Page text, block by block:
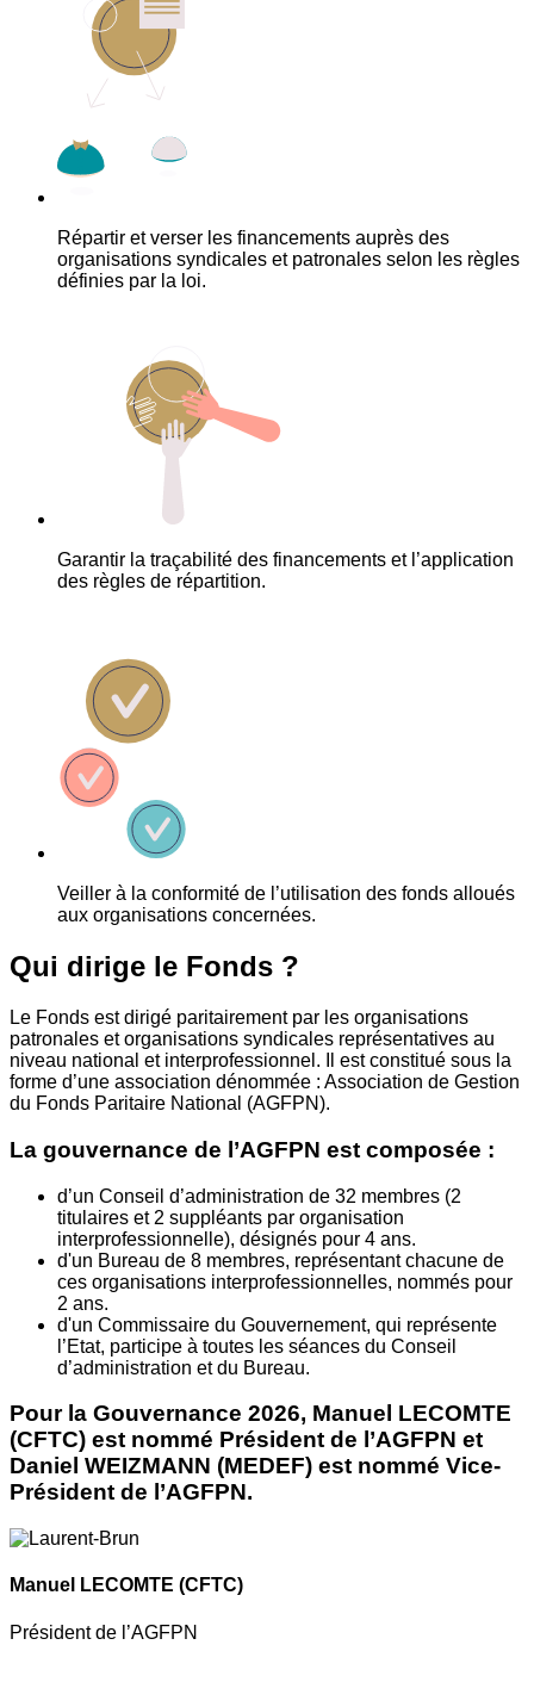
Répartir et verser les financements auprès des
organisations syndicales et patronales selon les règles
définies par la loi.
Garantir la traçabilité des financements et l’application
des règles de répartition.
Veiller à la conformité de l’utilisation des fonds alloués
aux organisations concernées.
Qui dirige le Fonds ?
Le Fonds est dirigé paritairement par les organisations
patronales et organisations syndicales représentatives au
niveau national et interprofessionnel. Il est constitué sous la
forme d’une association dénommée : Association de Gestion
du Fonds Paritaire National (AGFPN).
La gouvernance de l’AGFPN est composée :
d’un Conseil d’administration de 32 membres (2
titulaires et 2 suppléants par organisation
interprofessionnelle), désignés pour 4 ans.
d'un Bureau de 8 membres, représentant chacune de
ces organisations interprofessionnelles, nommés pour
2 ans.
d'un Commissaire du Gouvernement, qui représente
l’Etat, participe à toutes les séances du Conseil
d’administration et du Bureau.
Pour la Gouvernance 2026, Manuel LECOMTE
(CFTC) est nommé Président de l’AGFPN et
Daniel WEIZMANN (MEDEF) est nommé Vice-
Président de l’AGFPN.
Manuel LECOMTE (CFTC)
Président de l’AGFPN